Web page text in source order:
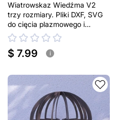
Wiatrowskaz Wiedźma V2
trzy rozmiary. Pliki DXF, SVG
do cięcia plazmowego i
laserowego. Dekoracja dachu
$ 7.99 i